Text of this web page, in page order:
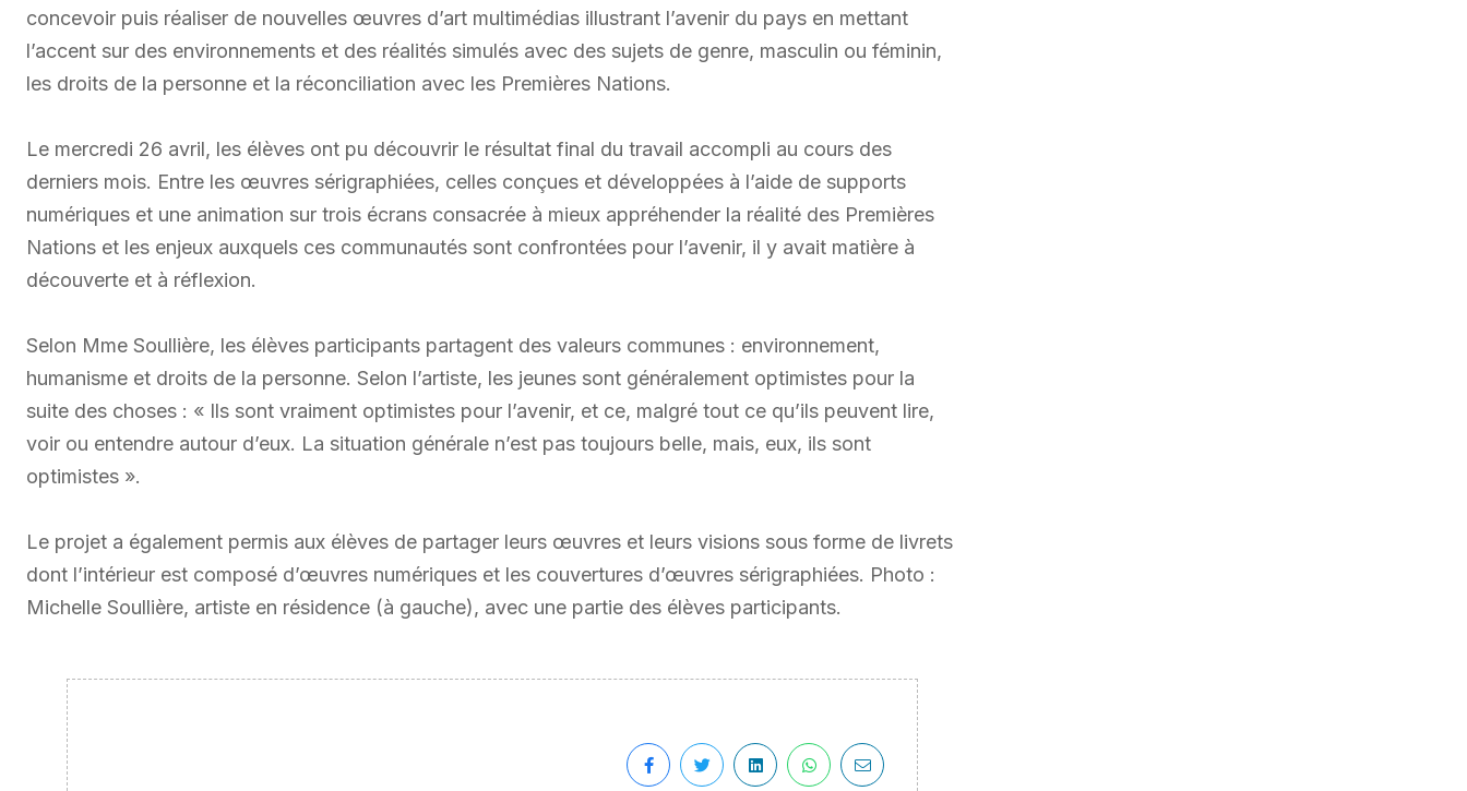
concevoir puis réaliser de nouvelles œuvres d’art multimédias illustrant l’avenir du pays en mettant
l’accent sur des environnements et des réalités simulés avec des sujets de genre, masculin ou féminin,
les droits de la personne et la réconciliation avec les Premières Nations.
Le mercredi 26 avril, les élèves ont pu découvrir le résultat final du travail accompli au cours des
derniers mois. Entre les œuvres sérigraphiées, celles conçues et développées à l’aide de supports
numériques et une animation sur trois écrans consacrée à mieux appréhender la réalité des Premières
Nations et les enjeux auxquels ces communautés sont confrontées pour l’avenir, il y avait matière à
découverte et à réflexion.
Selon Mme Soullière, les élèves participants partagent des valeurs communes : environnement,
humanisme et droits de la personne. Selon l’artiste, les jeunes sont généralement optimistes pour la
suite des choses : « Ils sont vraiment optimistes pour l’avenir, et ce, malgré tout ce qu’ils peuvent lire,
voir ou entendre autour d’eux. La situation générale n’est pas toujours belle, mais, eux, ils sont
optimistes ».
Le projet a également permis aux élèves de partager leurs œuvres et leurs visions sous forme de livrets
dont l’intérieur est composé d’œuvres numériques et les couvertures d’œuvres sérigraphiées. Photo :
Michelle Soullière, artiste en résidence (à gauche), avec une partie des élèves participants.